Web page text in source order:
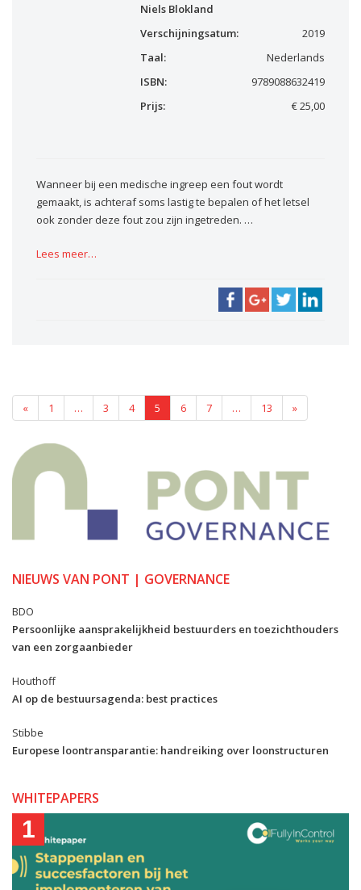
Niels Blokland
Verschijningsatum:
2019
Taal:
Nederlands
ISBN:
9789088632419
Prijs:
€ 25,00
Wanneer bij een medische ingreep een fout wordt
gemaakt, is achteraf soms lastig te bepalen of het letsel
ook zonder deze fout zou zijn ingetreden. …
Lees meer…
« 1 … 3 4 5 6 7 … 13 »
NIEUWS VAN PONT | GOVERNANCE
BDO
Persoonlijke aansprakelijkheid bestuurders en toezichthouders
van een zorgaanbieder
Houthoff
AI op de bestuursagenda: best practices
Stibbe
Europese loontransparantie: handreiking over loonstructuren
WHITEPAPERS
1